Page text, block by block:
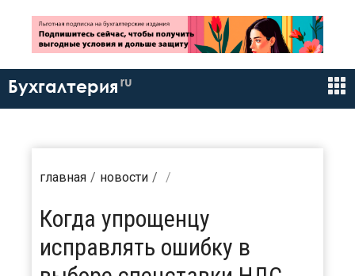
Бухгалтерия ru
главная новости
Когда упрощенцу
исправлять ошибку в